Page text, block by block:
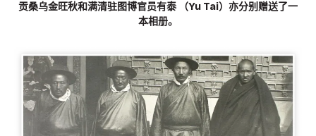
贡桑乌金旺秋和满清驻图博官员有泰 （Yu Tai）亦分别赠送了一
本相册。